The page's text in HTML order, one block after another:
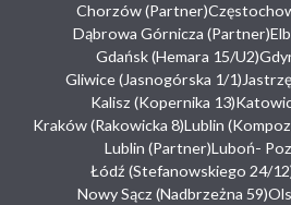
Chorzów (Partner)
Dąbrowa Górnicza (Partner)
Gdańsk (Hemara 15/U2)
Gliwice (Jasnogórska 1/1)
Kalisz (Kopernika 13)
Kraków (Rakowicka 8)Lublin
Lublin (Partner)Luboń-
Łódź (Stefanowskiego 24/
Nowy Sącz (Nadbrzeżna 59)